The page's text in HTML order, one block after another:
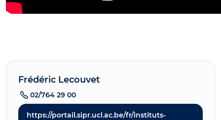
Frédéric Lecouvet
02/764 29 00
https://portail.sipr.ucl.ac.be/fr/instituts-